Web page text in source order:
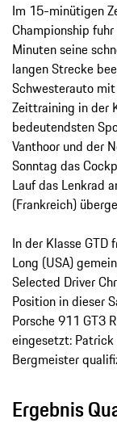
Im 15-minütigen
Championship
Minuten seine
langen Strecke
Schwesterauto
Zeittraining in der
bedeutendsten
Vanthoor und der
Sonntag das
Lauf das Lenkrad
(Frankreich)
In der Klasse
Long (USA)
Selected Driver
Position in dieser
Porsche 911 GT3
eingesetzt: Patrick
Bergmeister
Ergebnis